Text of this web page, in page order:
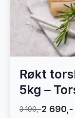
Røkt
5kg –
3 190,-2 690,-